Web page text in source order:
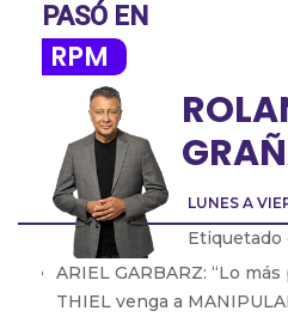
PASÓ EN
RPM
LUNES A
ARIEL GARBARZ: “Lo
THIEL venga a
Etiquetado